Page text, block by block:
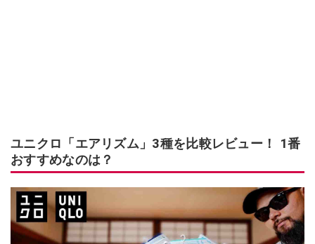
ユニクロ「エアリズム」3種を比較レビュー！ 1番
おすすめなのは？